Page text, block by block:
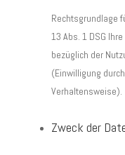
Rechtsgrundlage
13 Abs. 1 DSG
bezüglich der
(Einwilligung
Verhaltensweise).
Zweck der